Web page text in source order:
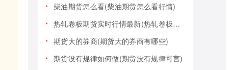
柴油期货怎么看(柴油期货怎么看行情)
热轧卷板期货实时行情最新(热轧卷板期货实时行情最新报价)
期货大的券商(期货大的券商有哪些)
期货没有规律如何做(期货没有规律可言)